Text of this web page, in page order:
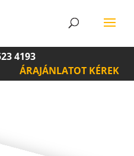
4193
ÁRAJÁNLATOT KÉREK